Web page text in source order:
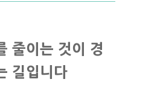
줄이는 것이 경
길입니다